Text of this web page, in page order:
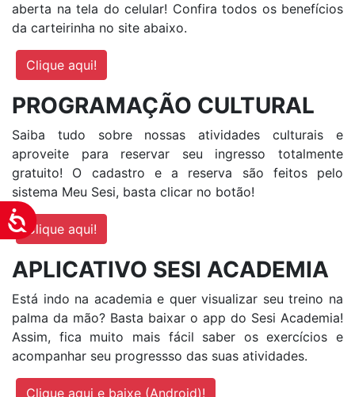
Acessibilidade
aberta na tela do celular! Confira todos os benefícios
da carteirinha no site abaixo.
Clique aqui!
PROGRAMAÇÃO CULTURAL
Saiba tudo sobre nossas atividades culturais e
aproveite para reservar seu ingresso totalmente
gratuito! O cadastro e a reserva são feitos pelo
sistema Meu Sesi, basta clicar no botão!
Clique aqui!
APLICATIVO SESI ACADEMIA
Está indo na academia e quer visualizar seu treino na
palma da mão? Basta baixar o app do Sesi Academia!
Assim, fica muito mais fácil saber os exercícios e
acompanhar seu progressso das suas atividades.
Clique aqui e baixe (Android)!